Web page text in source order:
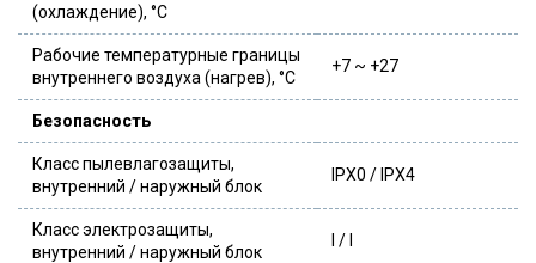
(охлаждение), °C
Рабочие температурные границы
внутреннего воздуха (нагрев), °C
+7 ~ +27
Безопасность
Класс пылевлагозащиты,
внутренний / наружный блок
IPX0 / IPX4
Класс электрозащиты,
внутренний / наружный блок
I / I